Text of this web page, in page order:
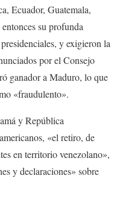
Ecuador, Guatemala,
su profunda
y exigieron la
por el Consejo
ganador a Maduro, lo que
«fraudulento».
y República
«el retiro, de
en territorio venezolano»,
y declaraciones» sobre